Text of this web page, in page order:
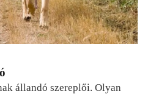
állandó szereplői. Olyan